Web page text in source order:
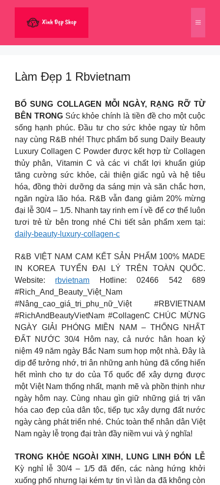
dung
Menu
Làm Đẹp 1 Rbvietnam
BỔ SUNG COLLAGEN MỖI NGÀY, RẠNG RỠ TỪ
BÊN TRONGSức khỏe chính là tiền đề cho một cuộc
sống hạnh phúc. Đầu tư cho sức khỏe ngay từ hôm
nay cùng R&B nhé! Thực phẩm bổ sung Daily Beauty
Luxury Collagen C Powder được kết hợp từ Collagen
thủy phân, Vitamin C và các vi chất lợi khuẩn giúp
tăng cường sức khỏe, cải thiện giấc ngủ và hệ tiêu
hóa, đồng thời dưỡng da sáng mịn và săn chắc hơn,
ngăn ngừa lão hóa. R&B vẫn đang giảm 20% mừng
đại lễ 30/4 – 1/5. Nhanh tay rinh em í về để cơ thể luôn
tươi trẻ từ bên trong nhé Chi tiết sản phẩm xem tại:
daily-beauty-luxury-collagen-c
R&B VIỆT NAM CAM KẾT SẢN PHẨM 100% MADE
IN KOREA TUYỂN ĐẠI LÝ TRÊN TOÀN QUỐC.
Website: rbvietnam Hotline: 02466 542 689
#Rich_And_Beauty_Việt_Nam
#Nâng_cao_giá_trị_phụ_nữ_Việt #RBVIETNAM
#RichAndBeautyVietNam #CollagenC CHÚC MỪNG
NGÀY GIẢI PHÓNG MIỀN NAM – THỐNG NHẤT
ĐẤT NƯỚC 30/4 Hôm nay, cả nước hân hoan kỷ
niệm 49 năm ngày Bắc Nam sum họp một nhà. Đây là
dịp để tưởng nhớ, tri ân những anh hùng đã cống hiến
hết mình cho tự do của Tổ quốc để xây dựng được
một Việt Nam thống nhất, mạnh mẽ và phồn thịnh như
ngày hôm nay. Cùng nhau gìn giữ những giá trị văn
hóa cao đẹp của dân tộc, tiếp tục xây dựng đất nước
ngày càng phát triển nhé. Chúc toàn thể nhân dân Việt
Nam ngày lễ trọng đại tràn đầy niềm vui và ý nghĩa!
TRONG KHỎE NGOÀI XINH, LUNG LINH ĐÓN LỄ
Kỳ nghỉ lễ 30/4 – 1/5 đã đến, các nàng hứng khởi
xuống phố nhưng lại kém tự tin vì làn da đã không còn